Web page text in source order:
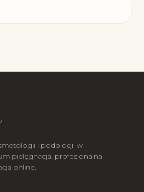
i podologii w
pielęgnacja, profesjonalna
online.